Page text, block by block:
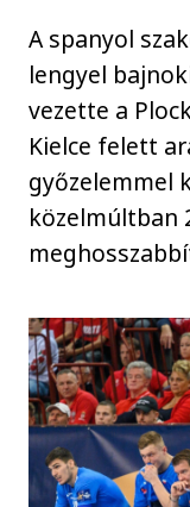
A spanyol
lengyel
vezette a
Kielce felett
győzelemmel
közelmúltban